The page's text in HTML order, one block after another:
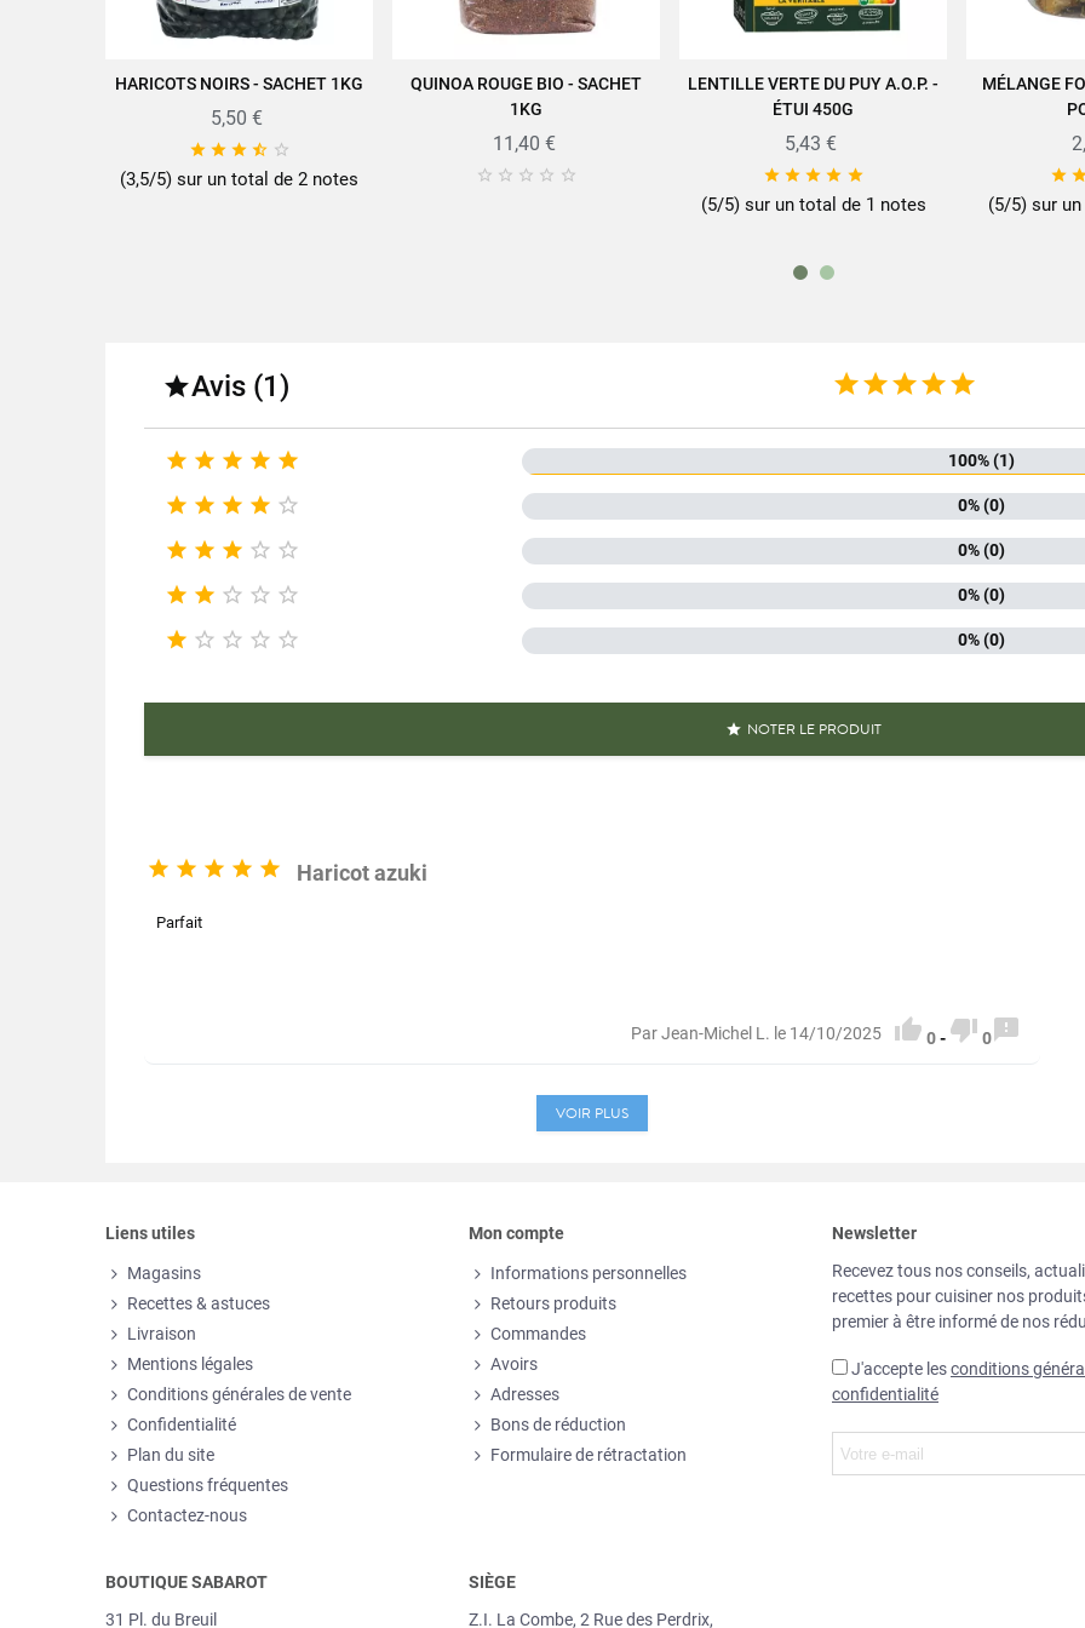
www.sabarot.com/actualites-
Fiche technique
Type de haricots
Nutriscore
Caractéristiques produit
Références spécifiques
AJOUTER AU PANIER
HARICOTS NOIRS - SACHET 1KG
5,50 €
    
(3,5/5) sur un total de 2 notes
AJOUTER AU PANIER
QUINOA ROUGE BIO - SACHET
1KG
11,40 €
    
AJOUTER AU PANIER
LENTILLE VERTE DU PUY A.O.P. -
ÉTUI 450G
5,43 €
    
(5/5) sur un total de 1 notes
MÉLANGE

(5/5) sur
Avis (1)
     100% (1)
     0% (0)
     0% (0)
     0% (0)
     0% (0)
 NOTER LE PRODUIT
     Haricot azuki
Parfait
Par Jean-Michel L. le 14/10/2025  0-  0 
VOIR PLUS
Liens utiles
Magasins
Recettes & astuces
Livraison
Mentions légales
Conditions générales de vente
Confidentialité
Plan du site
Questions fréquentes
Contactez-nous
Mon compte
Informations personnelles
Retours produits
Commandes
Avoirs
Adresses
Bons de réduction
Formulaire de rétractation
Newsletter
Recevez tous nos conseils,
recettes pour cuisiner nos
premier à être informé de nos
J'accepte lesconditions
confidentialité
BOUTIQUE SABAROT
31 Pl. du Breuil
SIÈGE
Z.I. La Combe, 2 Rue des Perdrix,